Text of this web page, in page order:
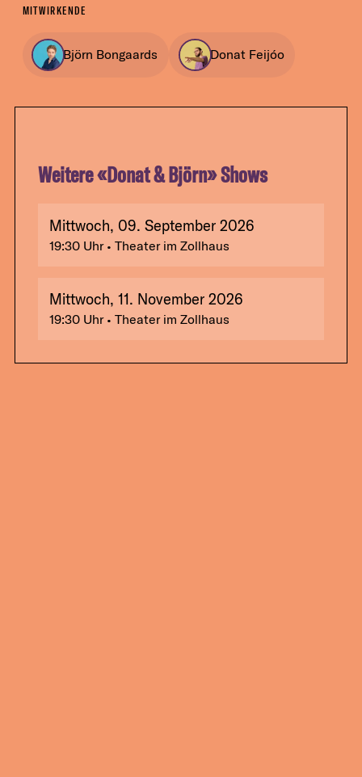
MITWIRKENDE
Björn Bongaards Donat Feijóo
Weitere «Donat & Björn» Shows
Mittwoch, 09. September 2026
19:30Uhr• Theater im Zollhaus
Mittwoch, 11. November 2026
19:30Uhr• Theater im Zollhaus